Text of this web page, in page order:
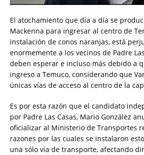
El atochamiento que día a día se
Mackenna para ingresar al centro de
instalación de conos naranjas, está
enormemente a los vecinos de Padre
deben esperar e incluso más debido a
ingreso a Temuco, considerando que
únicas vías de acceso al centro de la
Es por esta razón que el candidato
por Padre Las Casas, Mario González
oficializar al Ministerio de Transportes
razones por las cuales se instalaron
una sólo vía de transporte, afectando